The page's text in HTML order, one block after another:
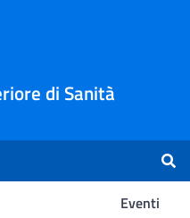
di Sanità
Eventi